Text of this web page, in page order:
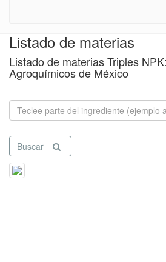
Listado de materias
Listado de materias Triples
Agroquímicos de México
Buscar